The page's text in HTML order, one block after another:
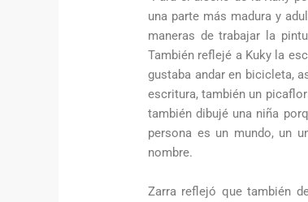
una parte más madura y
maneras de trabajar la
También reflejé a Kuky la
gustaba andar en bicicleta,
escritura, también un
también dibujé una niña
persona es un mundo, un
nombre.
Zarra reflejó que también